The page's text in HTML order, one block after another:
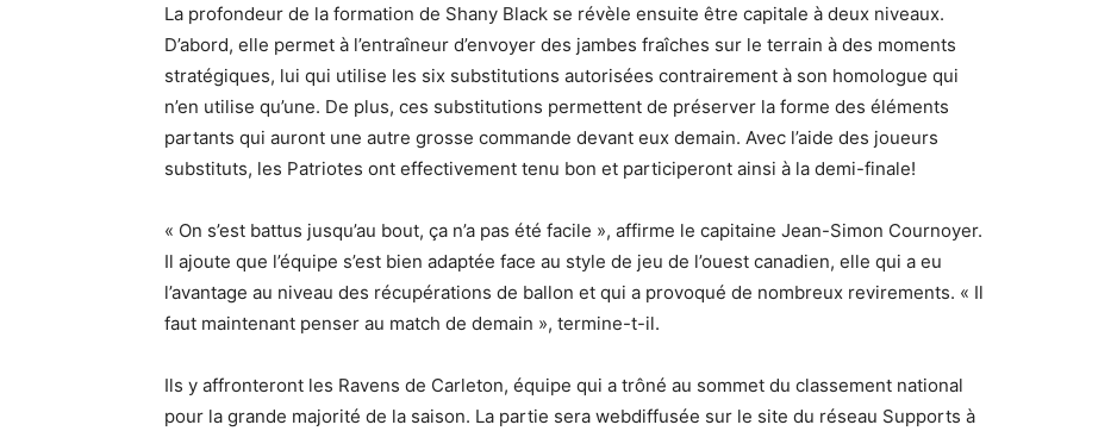
La profondeur de la formation de Shany Black se révèle ensuite être capitale à deux niveaux.
D’abord, elle permet à l’entraîneur d’envoyer des jambes fraîches sur le terrain à des moments
stratégiques, lui qui utilise les six substitutions autorisées contrairement à son homologue qui
n’en utilise qu’une. De plus, ces substitutions permettent de préserver la forme des éléments
partants qui auront une autre grosse commande devant eux demain. Avec l’aide des joueurs
substituts, les Patriotes ont effectivement tenu bon et participeront ainsi à la demi-finale!
« On s’est battus jusqu’au bout, ça n’a pas été facile », affirme le capitaine Jean-Simon Cournoyer.
Il ajoute que l’équipe s’est bien adaptée face au style de jeu de l’ouest canadien, elle qui a eu
l’avantage au niveau des récupérations de ballon et qui a provoqué de nombreux revirements. « Il
faut maintenant penser au match de demain », termine-t-il.
Ils y affronteront les Ravens de Carleton, équipe qui a trôné au sommet du classement national
pour la grande majorité de la saison. La partie sera webdiffusée sur le site du réseau Supports à